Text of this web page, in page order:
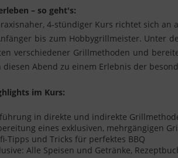
– so geht's:
4-stündiger Kurs richtet sich
bis zum Hobbygrillmeister. Unter
verschiedener Grillmethoden und
diesen Abend zu einem Erlebnis der
im Kurs:
in direkte und indirekte
eines exklusiven, mehrgängigen
Tipps und Tricks für perfektes BBQ
Alle Speisen und Getränke,